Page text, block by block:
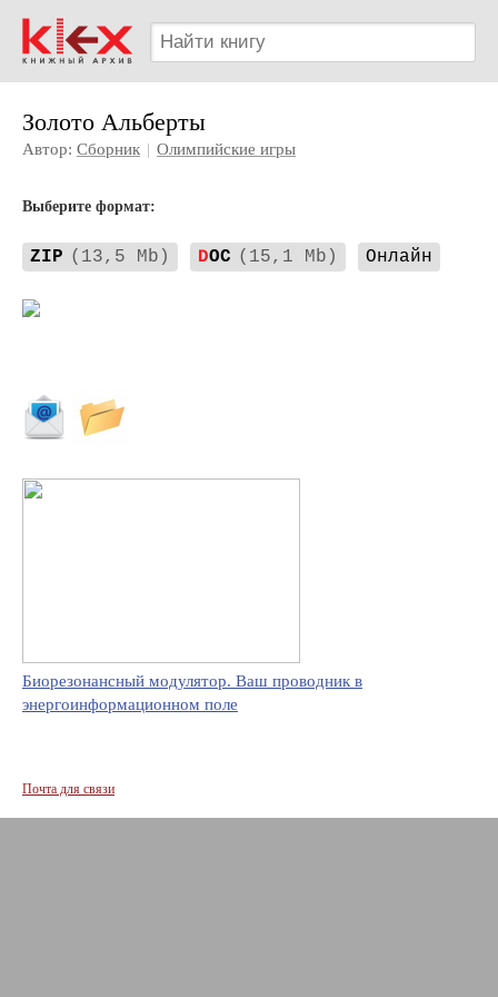
Золото Альберты
Автор: Сборник | Олимпийские игры
Выберите формат:
ZIP (13,5 Mb) DOC (15,1 Mb) Онлайн
Биорезонансный модулятор. Ваш проводник в
энергоинформационном поле
Почта для связи